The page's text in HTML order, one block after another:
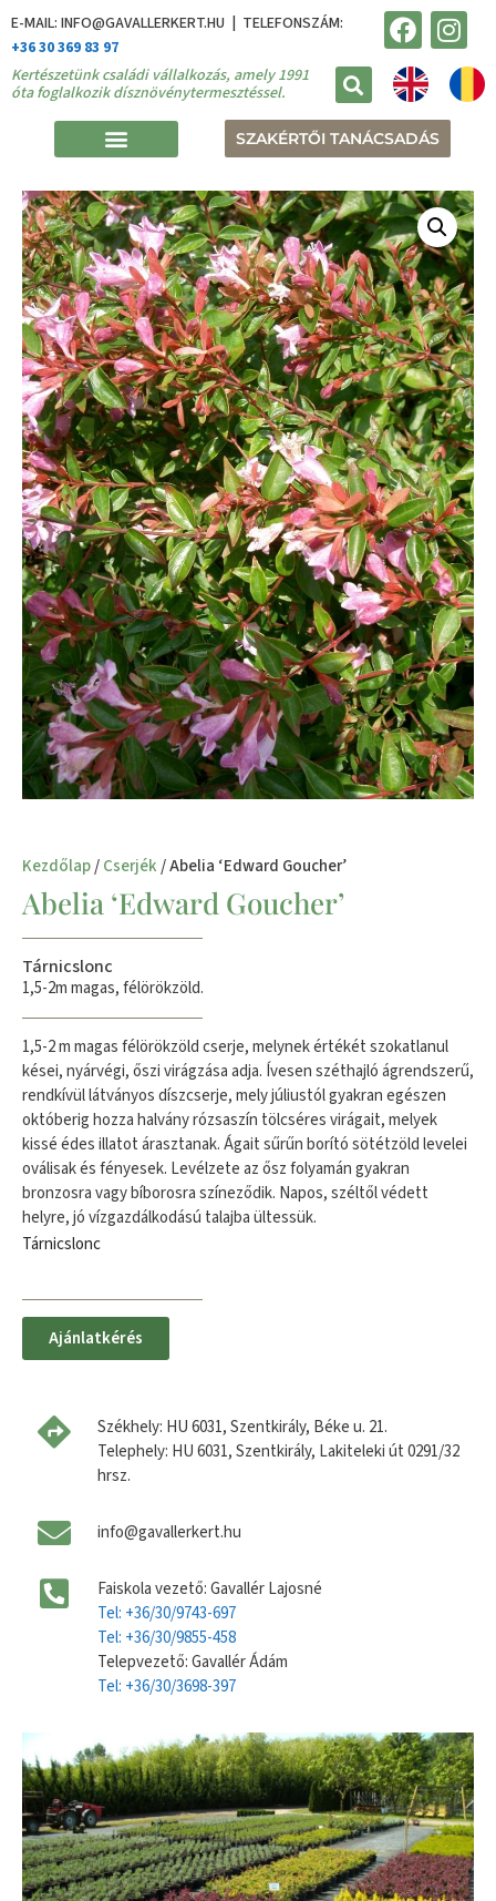
E-MAIL: INFO@GAVALLERKERT.HU | TELEFONSZÁM:
+36 30 369 83 97
Kertészetünk családi vállalkozás, amely 1991
óta foglalkozik dísznövénytermesztéssel.
SZAKÉRTŐI TANÁCSADÁS
Kezdőlap/Cserjék/ Abelia ‘Edward Goucher’
Abelia ‘Edward Goucher’
Tárnicslonc
1,5-2m magas, félörökzöld.
1,5-2 m magas félörökzöld cserje, melynek értékét szokatlanul
kései, nyárvégi, őszi virágzása adja. Ívesen széthajló ágrendszerű,
rendkívül látványos díszcserje, mely júliustól gyakran egészen
októberig hozza halvány rózsaszín tölcséres virágait, melyek
kissé édes illatot árasztanak. Ágait sűrűn borító sötétzöld levelei
oválisak és fényesek. Levélzete az ősz folyamán gyakran
bronzosra vagy bíborosra színeződik. Napos, széltől védett
helyre, jó vízgazdálkodású talajba ültessük.
Tárnicslonc
Ajánlatkérés
Székhely: HU 6031, Szentkirály, Béke u. 21.
Telephely: HU 6031, Szentkirály, Lakiteleki út 0291/32
hrsz.
info@gavallerkert.hu
Faiskola vezető: Gavallér Lajosné
Tel: +36/30/9743-697
Tel: +36/30/9855-458
Telepvezető: Gavallér Ádám
Tel: +36/30/3698-397